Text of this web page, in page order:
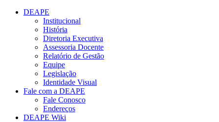
Conteúdo principal
DEAPE
Institucional
História
Diretoria Executiva
Assessoria Docente
Relatório de Gestão
Equipe
Legislação
Identidade Visual
Fale com a DEAPE
Fale Conosco
Endereços
DEAPE Wiki